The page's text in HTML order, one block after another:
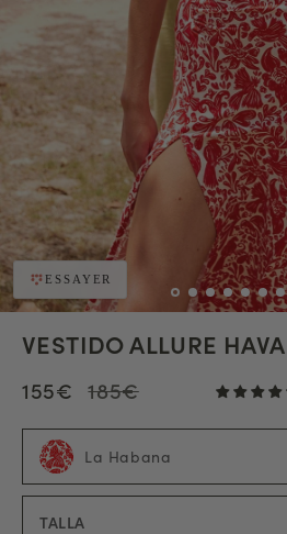
ESSAYER
VESTIDO ALLURE
155€ 185€
La Habana
TALLA